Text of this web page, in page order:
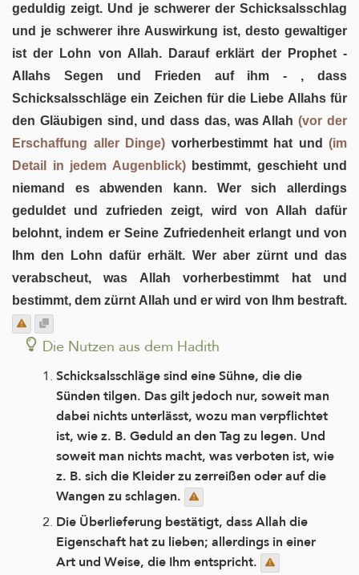
geduldig zeigt. Und je schwerer der Schicksalsschlag
und je schwerer ihre Auswirkung ist, desto gewaltiger
ist der Lohn von Allah. Darauf erklärt der Prophet -
Allahs Segen und Frieden auf ihm - , dass
Schicksalsschläge ein Zeichen für die Liebe Allahs für
den Gläubigen sind, und dass das, was Allah(vor der
Erschaffung aller Dinge) vorherbestimmt hat und (im
Detail in jedem Augenblick)bestimmt, geschieht und
niemand es abwenden kann. Wer sich allerdings
geduldet und zufrieden zeigt, wird von Allah dafür
belohnt, indem er Seine Zufriedenheit erlangt und von
Ihm den Lohn dafür erhält. Wer aber zürnt und das
verabscheut, was Allah vorherbestimmt hat und
bestimmt, dem zürnt Allah und er wird von Ihm bestraft.
Die Nutzen aus dem Hadith
Schicksalsschläge sind eine Sühne, die die
Sünden tilgen. Das gilt jedoch nur, soweit man
dabei nichts unterlässt, wozu man verpflichtet
ist, wie z. B. Geduld an den Tag zu legen. Und
soweit man nichts macht, was verboten ist, wie
z. B. sich die Kleider zu zerreißen oder auf die
Wangen zu schlagen.
Die Überlieferung bestätigt, dass Allah die
Eigenschaft hat zu lieben; allerdings in einer
Art und Weise, die Ihm entspricht.